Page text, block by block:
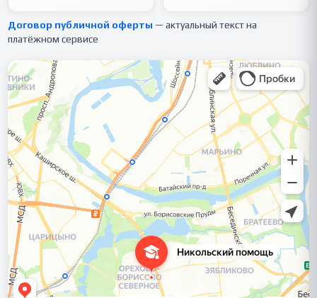
Договор публичной оферты — актуальный текст на
платёжном сервисе